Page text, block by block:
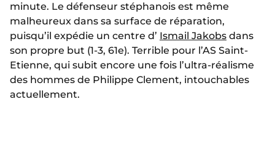
minute. Le défenseur stéphanois est même
malheureux dans sa surface de réparation,
puisqu’il expédie un centre d’ Ismail Jakobs dans
son propre but (1-3, 61e). Terrible pour l’AS Saint-
Etienne, qui subit encore une fois l’ultra-réalisme
des hommes de Philippe Clement, intouchables
actuellement.